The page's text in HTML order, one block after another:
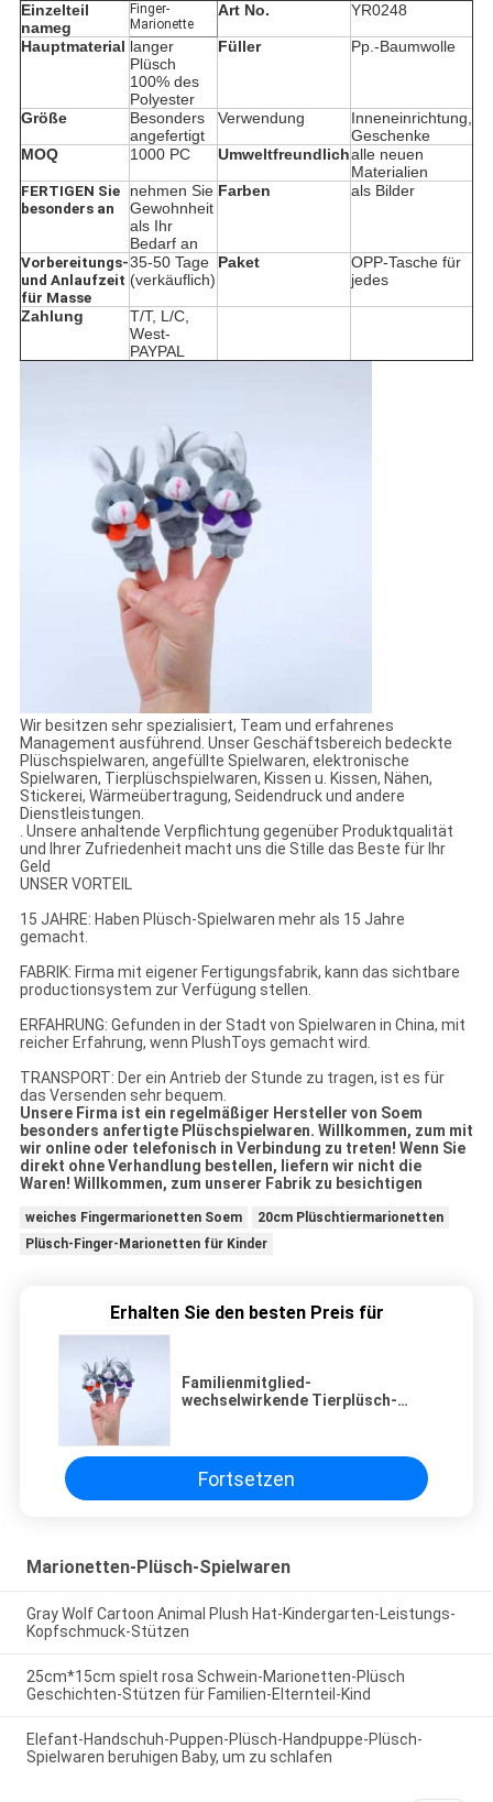
Einzelteil
nameg
Finger-
Marionette
Art No. YR0248
Hauptmaterial langer
Plüsch
100% des
Polyester
Füller Pp.-Baumwolle
Größe
Besonders
angefertigt
Verwendung
Inneneinrichtung,
Geschenke
MOQ
1000 PC Umweltfreundlichalle neuen
Materialien
FERTIGEN Sie
besonders an
nehmen Sie
Gewohnheit
als Ihr
Bedarf an
Farben als Bilder
Vorbereitungs-
und Anlaufzeit
für Masse
35-50 Tage
(verkäuflich)
Paket
OPP-Tasche für
jedes
Zahlung
T/T, L/C,
West-
PAYPAL
Wir besitzen sehr spezialisiert, Team und erfahrenes
Management ausführend. Unser Geschäftsbereich bedeckte
Plüschspielwaren, angefüllte Spielwaren, elektronische
Spielwaren, Tierplüschspielwaren, Kissen u. Kissen, Nähen,
Stickerei, Wärmeübertragung, Seidendruck und andere
Dienstleistungen.
. Unsere anhaltende Verpflichtung gegenüber Produktqualität
und Ihrer Zufriedenheit macht uns die Stille das Beste für Ihr
Geld
UNSER VORTEIL
15 JAHRE: Haben Plüsch-Spielwaren mehr als 15 Jahre
gemacht.
FABRIK: Firma mit eigener Fertigungsfabrik, kann das sichtbare
productionsystem zur Verfügung stellen.
ERFAHRUNG: Gefunden in der Stadt von Spielwaren in China, mit
reicher Erfahrung, wenn PlushToys gemacht wird.
TRANSPORT: Der ein Antrieb der Stunde zu tragen, ist es für
das Versenden sehr bequem.
Unsere Firma ist ein regelmäßiger Hersteller von Soem
besonders anfertigte Plüschspielwaren. Willkommen, zum mit
wir online oder telefonisch in Verbindung zu treten! Wenn Sie
direkt ohne Verhandlung bestellen, liefern wir nicht die
Waren! Willkommen, zum unserer Fabrik zu besichtigen
weiches Fingermarionetten Soem
20cm Plüschtiermarionetten
Plüsch-Finger-Marionetten für Kinder
Erhalten Sie den besten Preis für
Familienmitglied-
wechselwirkende Tierplüsch-
Fortsetzen
Marionetten-Plüsch-Spielwaren
Gray Wolf Cartoon Animal Plush Hat-Kindergarten-Leistungs-
Kopfschmuck-Stützen
25cm*15cm spielt rosa Schwein-Marionetten-Plüsch
Geschichten-Stützen für Familien-Elternteil-Kind
Elefant-Handschuh-Puppen-Plüsch-Handpuppe-Plüsch-
Spielwaren beruhigen Baby, um zu schlafen